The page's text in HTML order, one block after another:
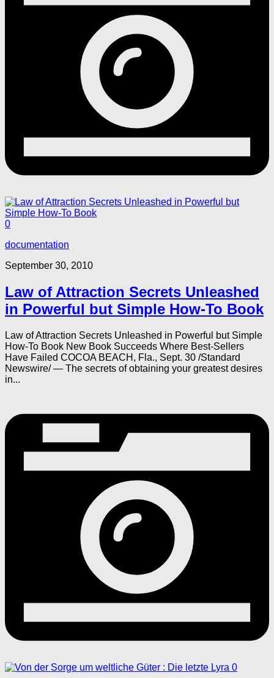
0
documentation
September 30, 2010
Law of Attraction Secrets Unleashed
in Powerful but Simple How-To Book
Law of Attraction Secrets Unleashed in Powerful but Simple
How-To Book New Book Succeeds Where Best-Sellers
Have Failed COCOA BEACH, Fla., Sept. 30 /Standard
Newswire/ — The secrets of obtaining your greatest desires
in...
0